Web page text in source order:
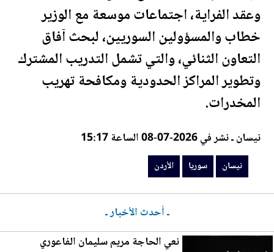
وعقد الفراية، اجتماعات موسعة مع الوزير
خطاب والمسؤولين السوريين، لبحث آفاق
التعاون الثنائي، والتي تشمل التدريب المشترك
وتطوير المراكز الحدودية ومكافحة تهريب
المخدرات.
نيسان ـ نشر في 2026-07-08 الساعة 15:17
نيسان سوريا الأردن
ـ أحدث الأخبار ـ
نعي الحاجة مريم سليمان الفاعوري